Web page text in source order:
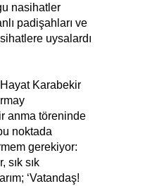
nasihatler
padişahları ve
uysalardı
Hayat Karabekir
anma töreninde
noktada
gerekiyor:
sık sık
‘Vatandaş!